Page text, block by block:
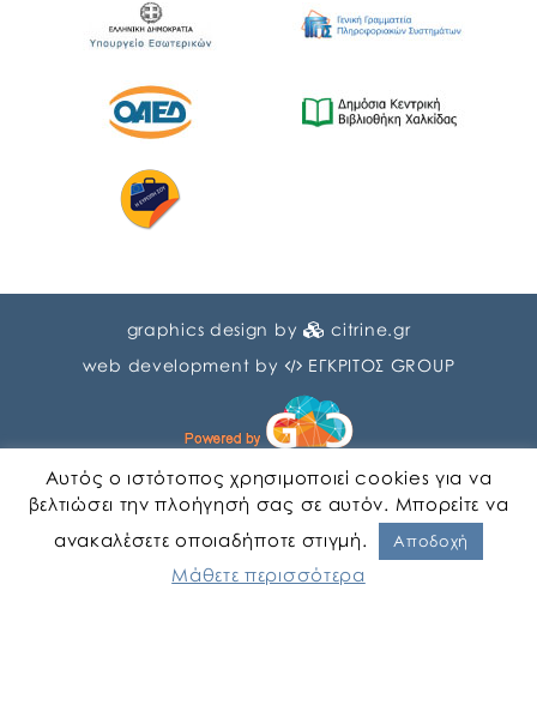
graphics design by
citrine.gr
web development by
ΕΓΚΡΙΤΟΣ GROUP
Αυτός ο ιστότοπος χρησιμοποιεί cookies για να
βελτιώσει την πλοήγησή σας σε αυτόν. Μπορείτε να
ανακαλέσετε οποιαδήποτε στιγμή.
Αποδοχή
Μάθετε περισσότερα
Αγγλικα Ελληνικα